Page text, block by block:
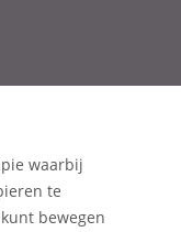
waarbij
te
bewegen